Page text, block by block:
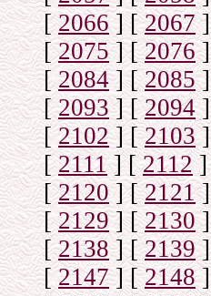
[2066] [2067]
[2075] [2076]
[2084] [2085]
[2093] [2094]
[2102] [2103]
[2111] [2112]
[2120] [2121]
[2129] [2130]
[2138] [2139]
[2147] [2148]